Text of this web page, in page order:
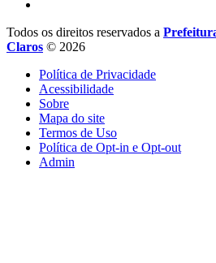
Todos os direitos reservados a
Claros © 2026
Política de Privacidade
Acessibilidade
Sobre
Mapa do site
Termos de Uso
Política de Opt-in e Opt-out
Admin